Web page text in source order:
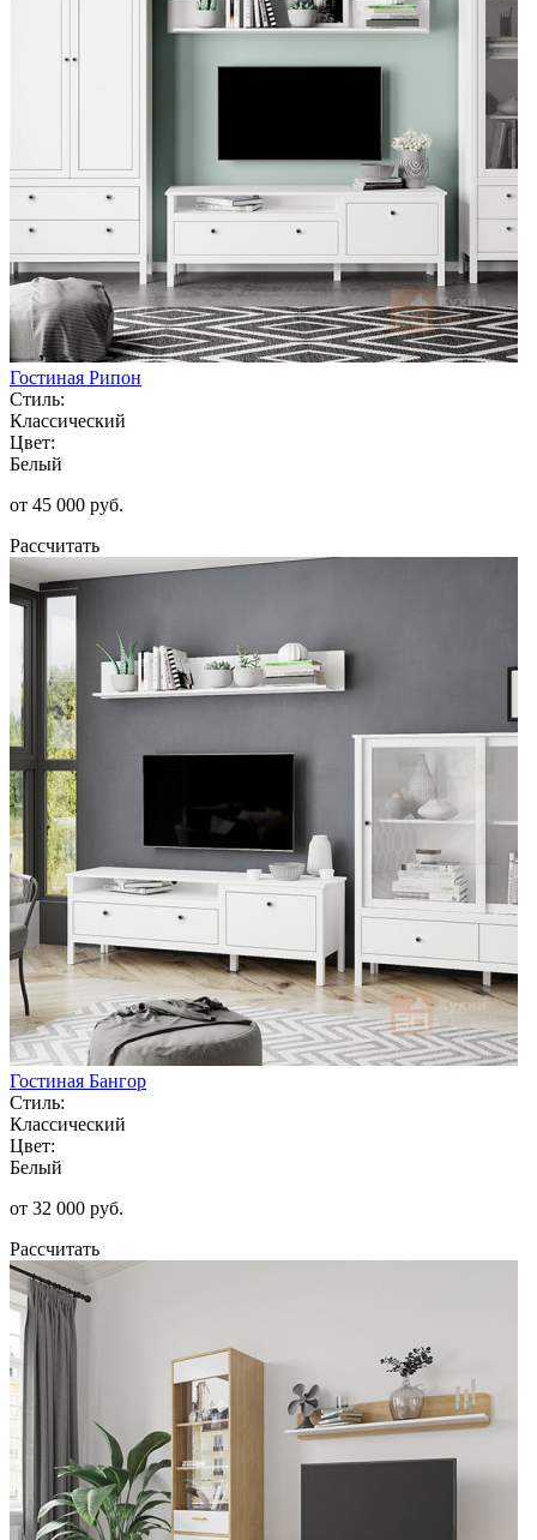
Гостиная Рипон
Стиль:
Классический
Цвет:
Белый
от 45 000 руб.
Рассчитать
Гостиная Бангор
Стиль:
Классический
Цвет:
Белый
от 32 000 руб.
Рассчитать